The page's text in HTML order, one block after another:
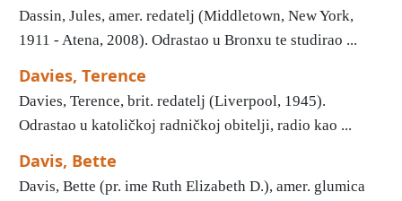
Dassin, Jules, amer. redatelj (Middletown, New York,
1911 - Atena, 2008). Odrastao u Bronxu te studirao ...
Davies, Terence
Davies, Terence, brit. redatelj (Liverpool, 1945).
Odrastao u katoličkoj radničkoj obitelji, radio kao ...
Davis, Bette
Davis, Bette (pr. ime Ruth Elizabeth D.), amer. glumica